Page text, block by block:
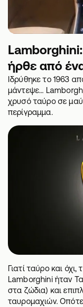
ήρθε από
Ιδρύθηκε το 1963
μάντεψε...
χρυσό ταύρο σε
περίγραμμα.
Γιατί ταύρο και όχι,
Lamborghini ήταν
στα ζώδια) και
ταυρομαχιών.